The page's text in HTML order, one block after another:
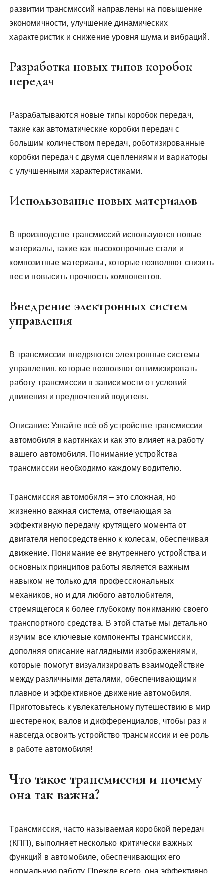
развитии трансмиссий направлены на повышение
экономичности, улучшение динамических
характеристик и снижение уровня шума и вибраций.
Разработка новых типов коробок
передач
Разрабатываются новые типы коробок передач,
такие как автоматические коробки передач с
большим количеством передач, роботизированные
коробки передач с двумя сцеплениями и вариаторы
с улучшенными характеристиками.
Использование новых материалов
В производстве трансмиссий используются новые
материалы, такие как высокопрочные стали и
композитные материалы, которые позволяют снизить
вес и повысить прочность компонентов.
Внедрение электронных систем
управления
В трансмиссии внедряются электронные системы
управления, которые позволяют оптимизировать
работу трансмиссии в зависимости от условий
движения и предпочтений водителя.
Описание: Узнайте всё об устройстве трансмиссии
автомобиля в картинках и как это влияет на работу
вашего автомобиля. Понимание устройства
трансмиссии необходимо каждому водителю.
Трансмиссия автомобиля – это сложная, но
жизненно важная система, отвечающая за
эффективную передачу крутящего момента от
двигателя непосредственно к колесам, обеспечивая
движение. Понимание ее внутреннего устройства и
основных принципов работы является важным
навыком не только для профессиональных
механиков, но и для любого автолюбителя,
стремящегося к более глубокому пониманию своего
транспортного средства. В этой статье мы детально
изучим все ключевые компоненты трансмиссии,
дополняя описание наглядными изображениями,
которые помогут визуализировать взаимодействие
между различными деталями, обеспечивающими
плавное и эффективное движение автомобиля.
Приготовьтесь к увлекательному путешествию в мир
шестеренок, валов и дифференциалов, чтобы раз и
навсегда освоить устройство трансмиссии и ее роль
в работе автомобиля!
Что такое трансмиссия и почему
она так важна?
Трансмиссия, часто называемая коробкой передач
(КПП), выполняет несколько критически важных
функций в автомобиле, обеспечивающих его
нормальную работу. Прежде всего, она эффективно